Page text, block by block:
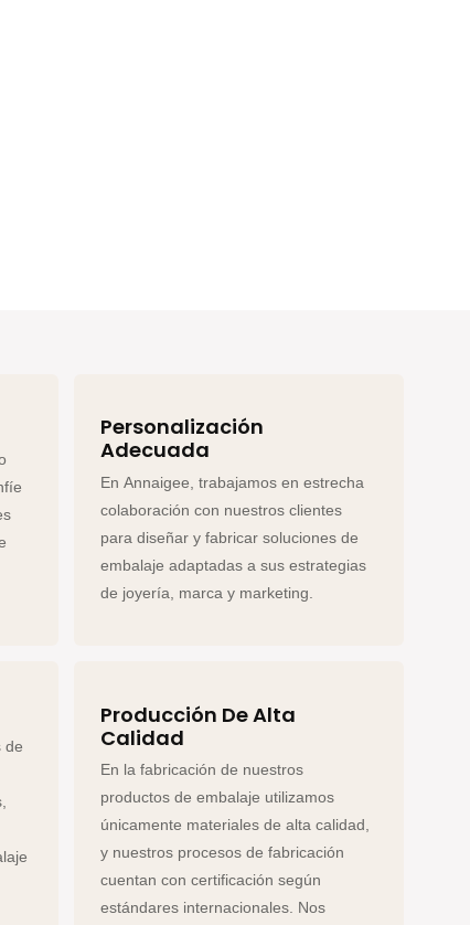
Personalización
Adecuada
En Annaigee, trabajamos en estrecha
colaboración con nuestros clientes
para diseñar y fabricar soluciones de
embalaje adaptadas a sus estrategias
de joyería, marca y marketing.
de
Producción De Alta
Calidad
En la fabricación de nuestros
productos de embalaje utilizamos
únicamente materiales de alta calidad,
y nuestros procesos de fabricación
cuentan con certificación según
estándares internacionales. Nos